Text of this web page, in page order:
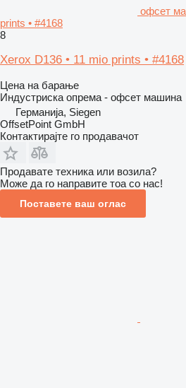
офсет
prints • #4168
8
Xerox D136 • 11 mio prints • #4168
Цена на барање
Индустриска опрема - офсет машина
Германија, Siegen
OffsetPoint GmbH
Контактирајте го продавачот
Продавате техника или возила?
Може да го направите тоа со нас!
Поставете ваш оглас